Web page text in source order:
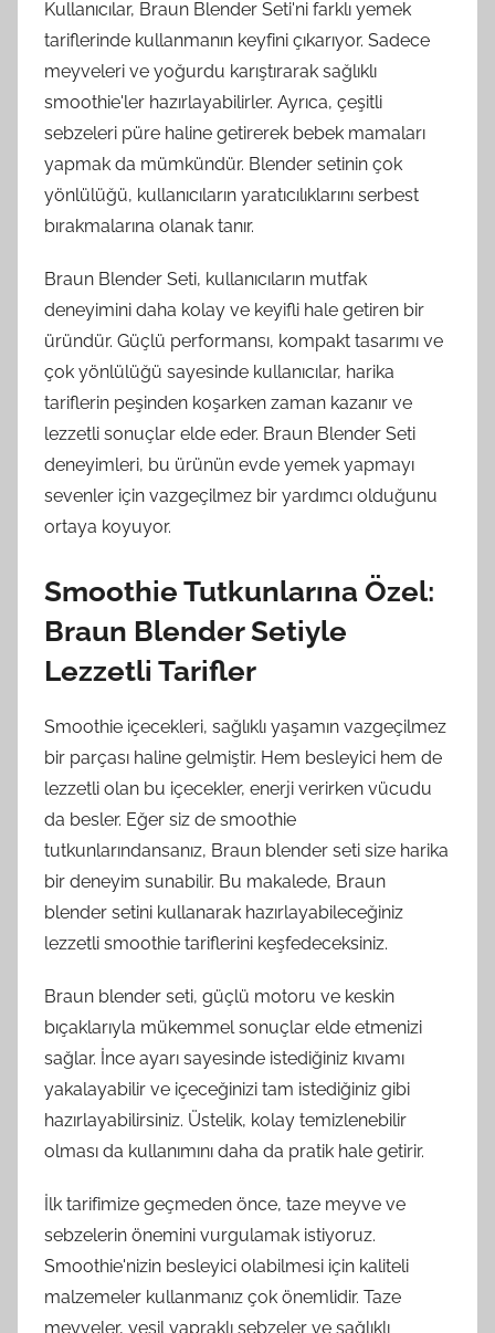
Kullanıcılar, Braun Blender Seti'ni farklı yemek
tariflerinde kullanmanın keyfini çıkarıyor. Sadece
meyveleri ve yoğurdu karıştırarak sağlıklı
smoothie'ler hazırlayabilirler. Ayrıca, çeşitli
sebzeleri püre haline getirerek bebek mamaları
yapmak da mümkündür. Blender setinin çok
yönlülüğü, kullanıcıların yaratıcılıklarını serbest
bırakmalarına olanak tanır.
Braun Blender Seti, kullanıcıların mutfak
deneyimini daha kolay ve keyifli hale getiren bir
üründür. Güçlü performansı, kompakt tasarımı ve
çok yönlülüğü sayesinde kullanıcılar, harika
tariflerin peşinden koşarken zaman kazanır ve
lezzetli sonuçlar elde eder. Braun Blender Seti
deneyimleri, bu ürünün evde yemek yapmayı
sevenler için vazgeçilmez bir yardımcı olduğunu
ortaya koyuyor.
Smoothie Tutkunlarına Özel:
Braun Blender Setiyle
Lezzetli Tarifler
Smoothie içecekleri, sağlıklı yaşamın vazgeçilmez
bir parçası haline gelmiştir. Hem besleyici hem de
lezzetli olan bu içecekler, enerji verirken vücudu
da besler. Eğer siz de smoothie
tutkunlarındansanız, Braun blender seti size harika
bir deneyim sunabilir. Bu makalede, Braun
blender setini kullanarak hazırlayabileceğiniz
lezzetli smoothie tariflerini keşfedeceksiniz.
Braun blender seti, güçlü motoru ve keskin
bıçaklarıyla mükemmel sonuçlar elde etmenizi
sağlar. İnce ayarı sayesinde istediğiniz kıvamı
yakalayabilir ve içeceğinizi tam istediğiniz gibi
hazırlayabilirsiniz. Üstelik, kolay temizlenebilir
olması da kullanımını daha da pratik hale getirir.
İlk tarifimize geçmeden önce, taze meyve ve
sebzelerin önemini vurgulamak istiyoruz.
Smoothie'nizin besleyici olabilmesi için kaliteli
malzemeler kullanmanız çok önemlidir. Taze
meyveler, yeşil yapraklı sebzeler ve sağlıklı